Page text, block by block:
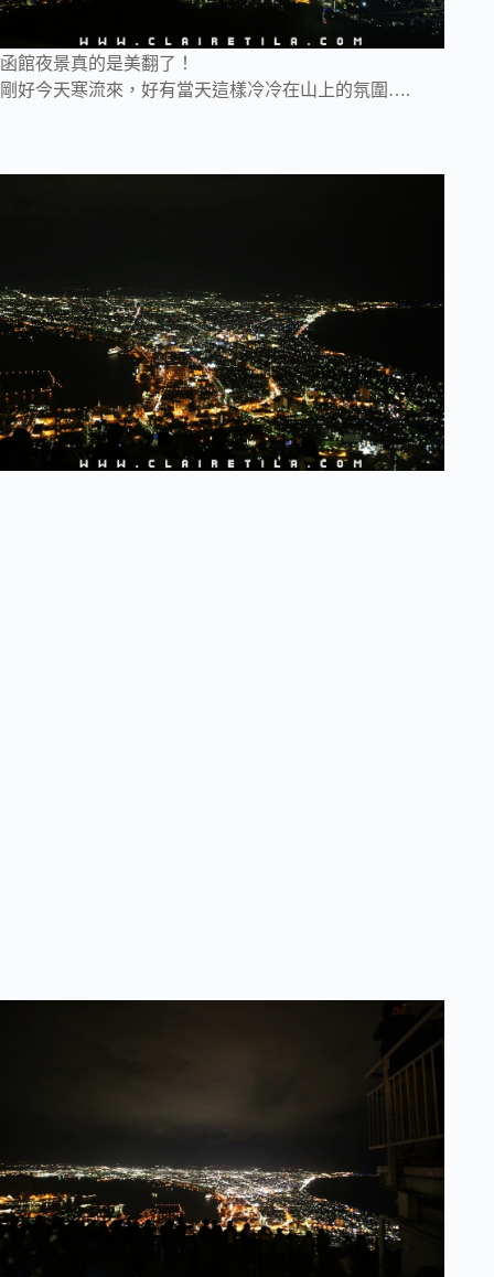
函館夜景真的是美翻了！
剛好今天寒流來，好有當天這樣冷冷在山上的氛圍….